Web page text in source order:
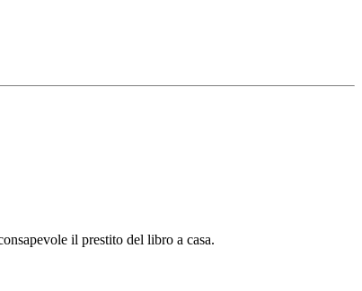
il prestito del libro a casa.